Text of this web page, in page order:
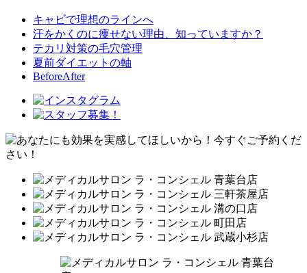
キャビで理想のラインへ
汗をかくのに痩せない理由、知っていますか？
テカリ対策の毛穴管理
夏前ダイエットの軸
BeforeAfter